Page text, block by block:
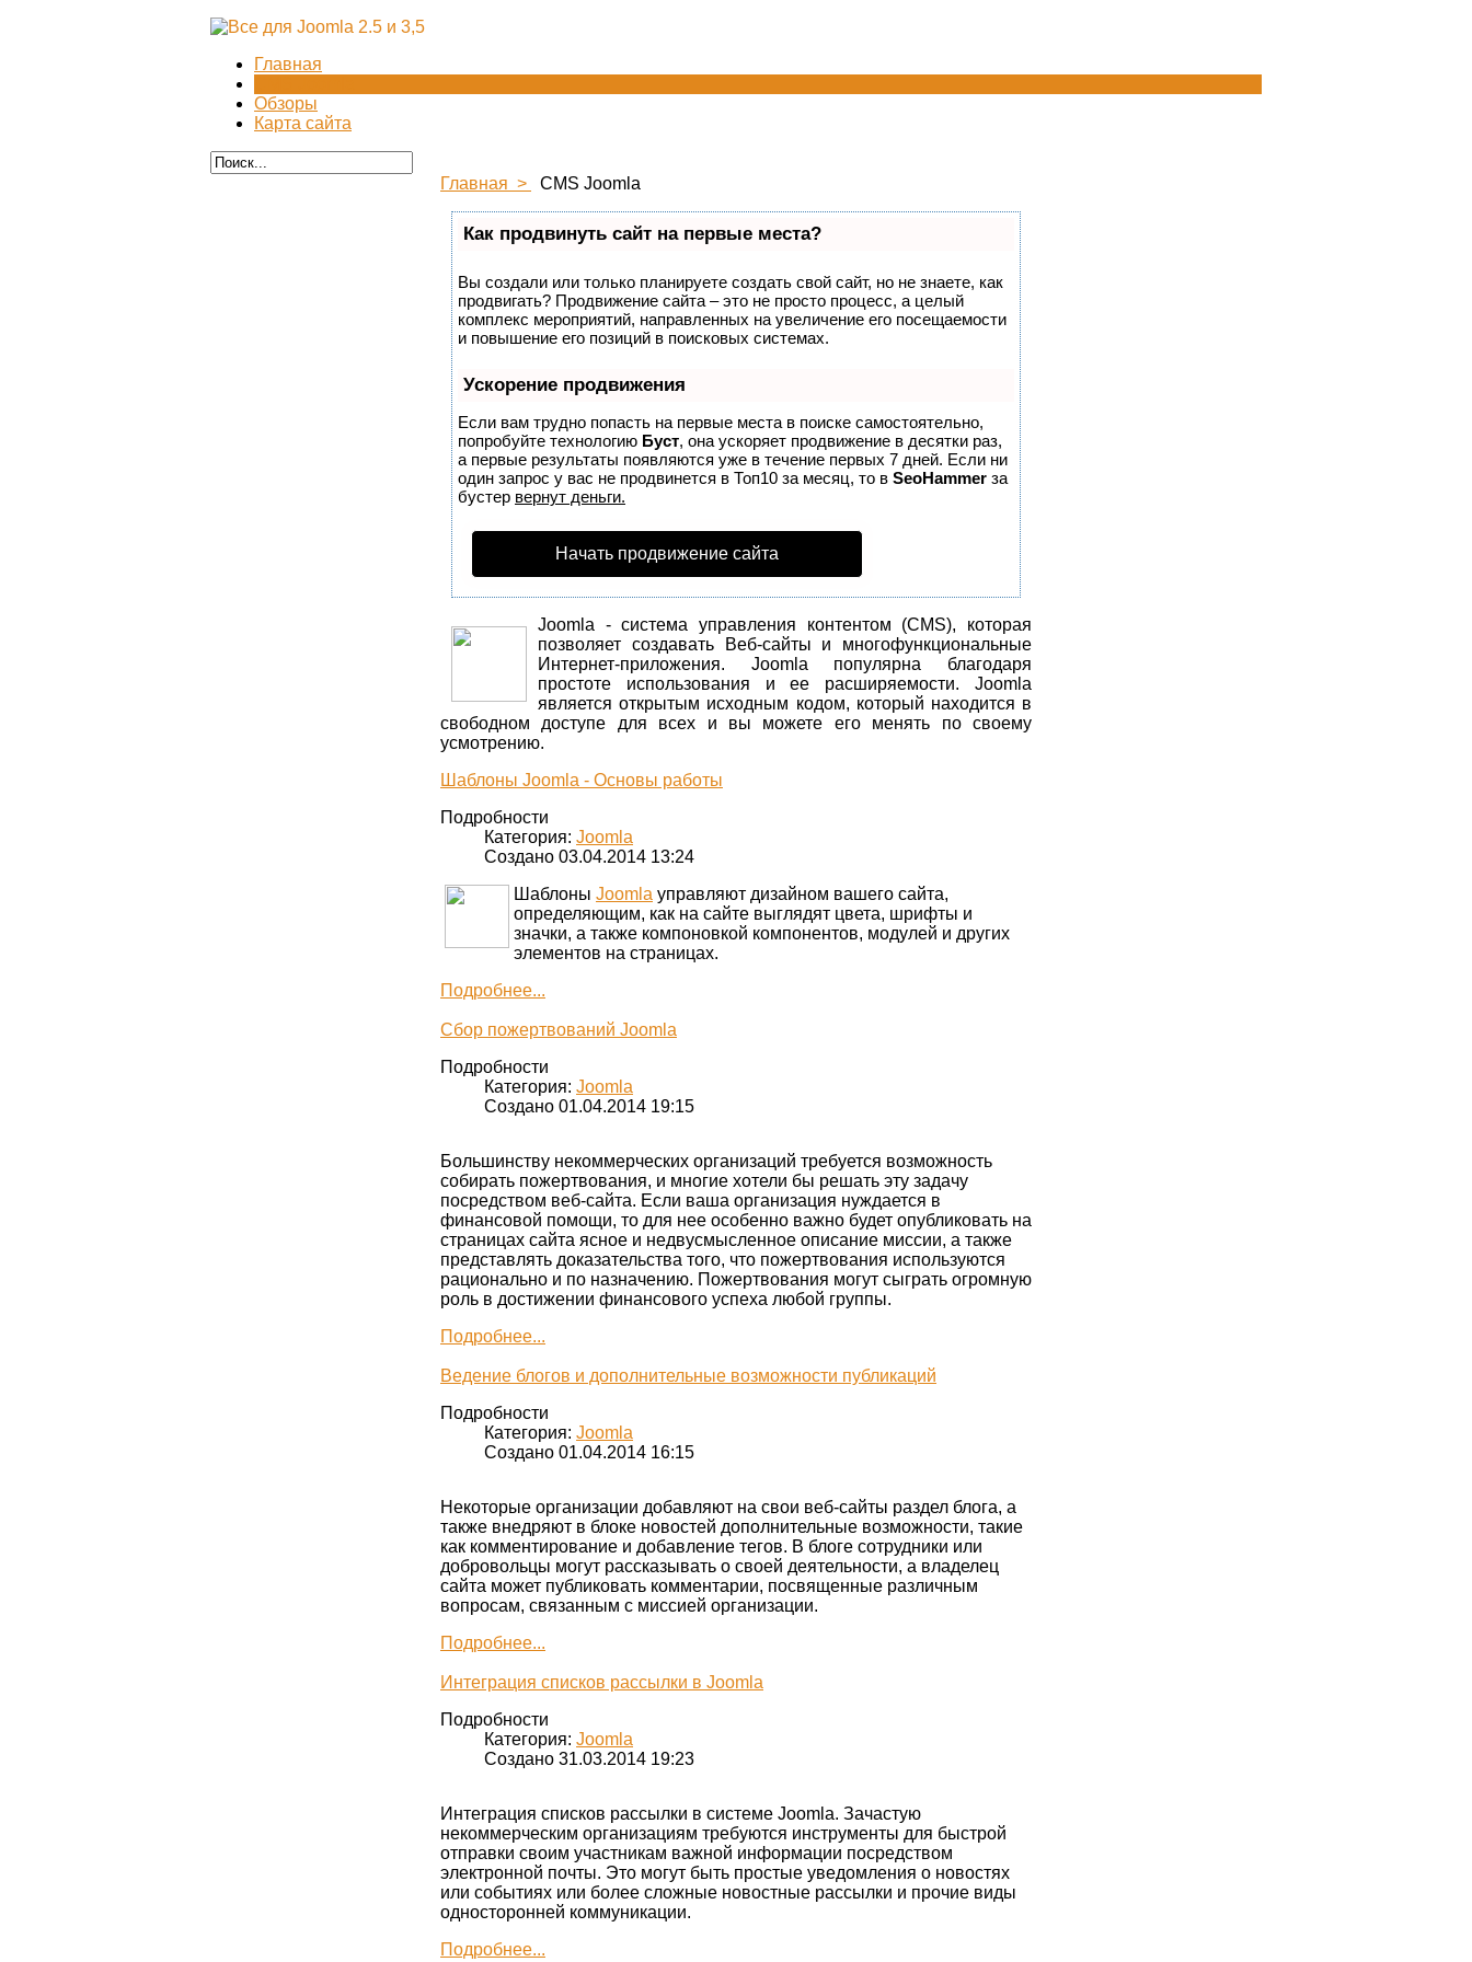
Главная
Обзоры
Карта сайта
Главная > CMS Joomla
Как продвинуть сайт на первые места?
Вы создали или только планируете создать свой сайт, но не знаете, как
продвигать? Продвижение сайта – это не просто процесс, а целый
комплекс мероприятий, направленных на увеличение его посещаемости
и повышение его позиций в поисковых системах.
Ускорение продвижения
Если вам трудно попасть на первые места в поиске самостоятельно,
попробуйте технологию Буст, она ускоряет продвижение в десятки раз,
а первые результаты появляются уже в течение первых 7 дней. Если ни
один запрос у вас не продвинется в Топ10 за месяц, то в SeoHammer за
бустер вернут деньги.
Начать продвижение сайта
Joomla - система управления контентом (CMS), которая
позволяет создавать Веб-сайты и многофункциональные
Интернет-приложения. Joomla популярна благодаря
простоте использования и ее расширяемости. Joomla
является открытым исходным кодом, который находится в
свободном доступе для всех и вы можете его менять по своему
усмотрению.
Шаблоны Joomla - Основы работы
Подробности
Категория: Joomla
Создано 03.04.2014 13:24
Шаблоны Joomla управляют дизайном вашего сайта,
определяющим, как на сайте выглядят цвета, шрифты и
значки, а также компоновкой компонентов, модулей и других
элементов на страницах.
Подробнее...
Сбор пожертвований Joomla
Подробности
Категория: Joomla
Создано 01.04.2014 19:15
Большинству некоммерческих организаций требуется возможность
собирать пожертвования, и многие хотели бы решать эту задачу
посредством веб-сайта. Если ваша организация нуждается в
финансовой помощи, то для нее особенно важно будет опубликовать на
страницах сайта ясное и недвусмысленное описание миссии, а также
представлять доказательства того, что пожертвования используются
рационально и по назначению. Пожертвования могут сыграть огромную
роль в достижении финансового успеха любой группы.
Подробнее...
Ведение блогов и дополнительные возможности публикаций
Подробности
Категория: Joomla
Создано 01.04.2014 16:15
Некоторые организации добавляют на свои веб-сайты раздел блога, а
также внедряют в блоке новостей дополнительные возможности, такие
как комментирование и добавление тегов. В блоге сотрудники или
добровольцы могут рассказывать о своей деятельности, а владелец
сайта может публиковать комментарии, посвященные различным
вопросам, связанным с миссией организации.
Подробнее...
Интеграция списков рассылки в Joomla
Подробности
Категория: Joomla
Создано 31.03.2014 19:23
Интеграция списков рассылки в системе Joomla. Зачастую
некоммерческим организациям требуются инструменты для быстрой
отправки своим участникам важной информации посредством
электронной почты. Это могут быть простые уведомления о новостях
или событиях или более сложные новостные рассылки и прочие виды
односторонней коммуникации.
Подробнее...